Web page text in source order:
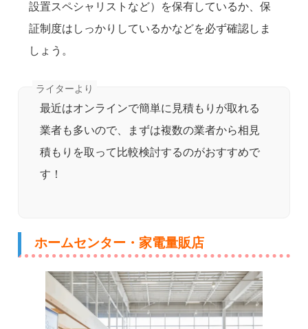
設置スペシャリストなど）を保有しているか、保
証制度はしっかりしているかなどを必ず確認しま
しょう。
最近はオンラインで簡単に見積もりが取れる
業者も多いので、まずは複数の業者から相見
積もりを取って比較検討するのがおすすめで
す！
ホームセンター・家電量販店